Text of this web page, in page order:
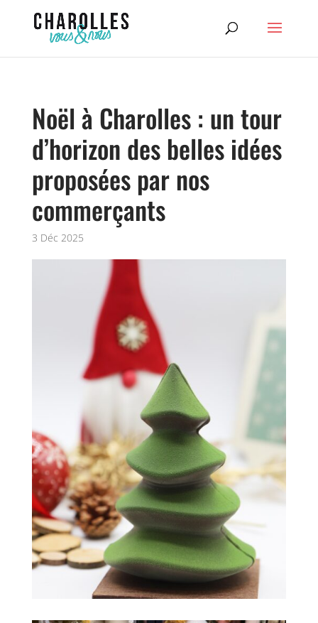
Noël à Charolles : un tour
d’horizon des belles idées
proposées par nos
commerçants
3 Déc 2025